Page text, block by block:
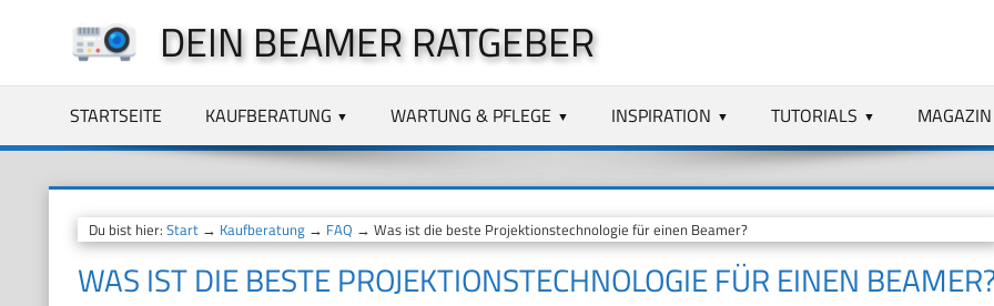
springen
DEIN BEAMER RATGEBER
STARTSEITE KAUFBERATUNG WARTUNG & PFLEGE INSPIRATION TUTORIALS MAGAZIN
Du bist hier: Start→ Kaufberatung→ FAQ → Was ist die beste Projektionstechnologie für einen Beamer?
WAS IST DIE BESTE PROJEKTIONSTECHNOLOGIE FÜR EINEN